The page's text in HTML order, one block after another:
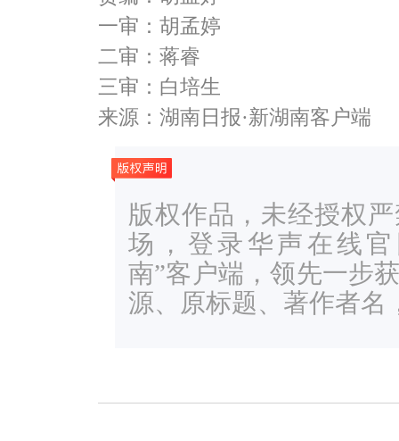
一审：胡孟婷
二审：蒋睿
三审：白培生
来源：湖南日报·新湖南客户端
版权作品，未经授权
场，登录华声在线官
南”客户端，领先一步
源、原标题、著作者名